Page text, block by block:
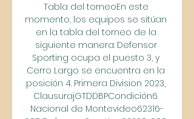
Tabla del torneoEn este
momento, los equipos se sitúan
en la tabla del torneo de la
siguiente manera: Defensor
Sporting ocupa el puesto 3, y
Cerro Largo se encuentra en la
posición 4. Primera Division 2023,
ClausurajGTDDBPCondición6.
Nacional de Montevideo62316-